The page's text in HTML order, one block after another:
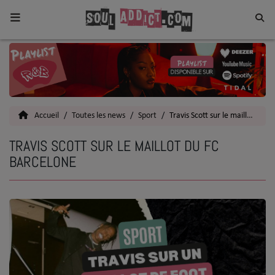
Home
Toutes les News
Actu
Interviews
Talents
Top 5
Accueil Toutes les news Sport Travis Scott sur le maillot du FC Barcelone
TRAVIS SCOTT SUR LE MAILLOT DU FC
BARCELONE